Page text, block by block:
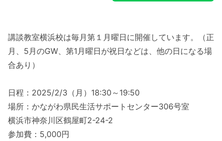
講談教室横浜校は毎月第１月曜日に開催しています。（正
月、5月のGW、第1月曜日が祝日などは、他の日になる場
合あり）
日程：2025/2/3（月）18:30～19:50
場所：かながわ県民生活サポートセンター306号室
横浜市神奈川区鶴屋町2-24-2
参加費：5,000円